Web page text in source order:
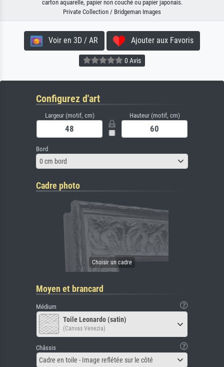
carton aquarelle, papier non couché ou papier japonais.
Private Collection / Bridgeman Images
Voir en 3D / AR Ajouter aux Favoris
0 Avis
Configurez d'art
Largeur (motif, cm) Hauteur (motif, cm)
Bord
0 cm bord
Cadre photo
Moyen et brancard
Médium
Toile Leonardo (satin)
(Canvas Venezia)
Châssis
Cadre en toile - Image reflétée sur le côté